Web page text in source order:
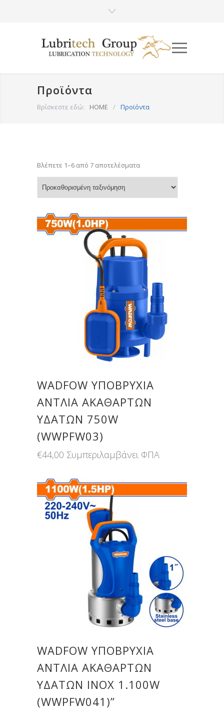
Προϊόντα
Βρίσκεστε εδώ: HOME / Προϊόντα
Βλέπετε 1–6 από 7 αποτελέσματα
WADFOW ΥΠΟΒΡΥΧΙΑ
ΑΝΤΛΙΑ ΑΚΑΘΑΡΤΩΝ
ΥΔΑΤΩΝ 750W
(WWPFW03)
€44,00 Συμπεριλαμβάνει ΦΠΑ
WADFOW ΥΠΟΒΡΥΧΙΑ
ΑΝΤΛΙΑ ΑΚΑΘΑΡΤΩΝ
ΥΔΑΤΩΝ INOX 1.100W
(WWPFW041)”